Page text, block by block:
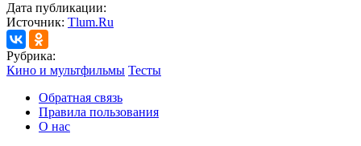
Дата публикации:
Источник: Tlum.Ru
Рубрика:
Кино и мультфильмы Тесты
Обратная связь
Правила пользования
О нас